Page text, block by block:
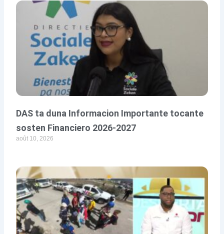
DAS ta duna Informacion Importante tocante
sosten Financiero 2026-2027
août 10, 2026